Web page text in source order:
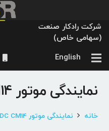
شرکت رادکار صنعت
(سهامی خاص)
English
نمایندگی موتور DC CM14
خانه نمایندگی موتور DC CM14